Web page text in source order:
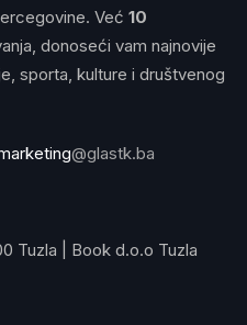
Već 10
donoseći vam najnovije
sporta, kulture i društvenog
@glastk.ba
Tuzla | Book d.o.o Tuzla